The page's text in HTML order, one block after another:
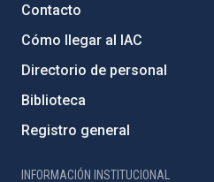
Contacto
Cómo llegar al IAC
Directorio de personal
Biblioteca
Registro general
INFORMACIÓN INSTITUCIONAL